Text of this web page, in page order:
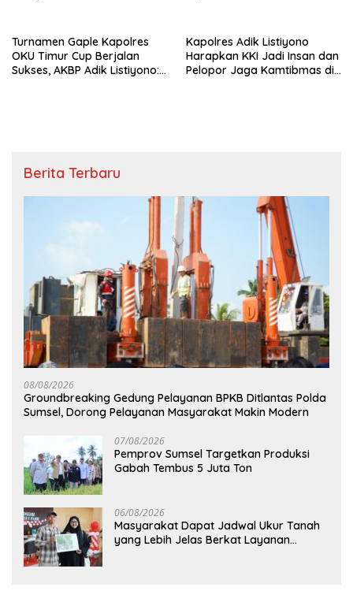
Turnamen Gaple Kapolres
OKU Timur Cup Berjalan
Sukses, AKBP Adik Listiyono:
Kapolres Adik Listiyono
Harapkan KKI Jadi Insan dan
Pelopor Jaga Kamtibmas di
Berita Terbaru
08/08/2026
Groundbreaking Gedung Pelayanan BPKB Ditlantas Polda
Sumsel, Dorong Pelayanan Masyarakat Makin Modern
07/08/2026
Pemprov Sumsel Targetkan Produksi
Gabah Tembus 5 Juta Ton
06/08/2026
Masyarakat Dapat Jadwal Ukur Tanah
yang Lebih Jelas Berkat Layanan